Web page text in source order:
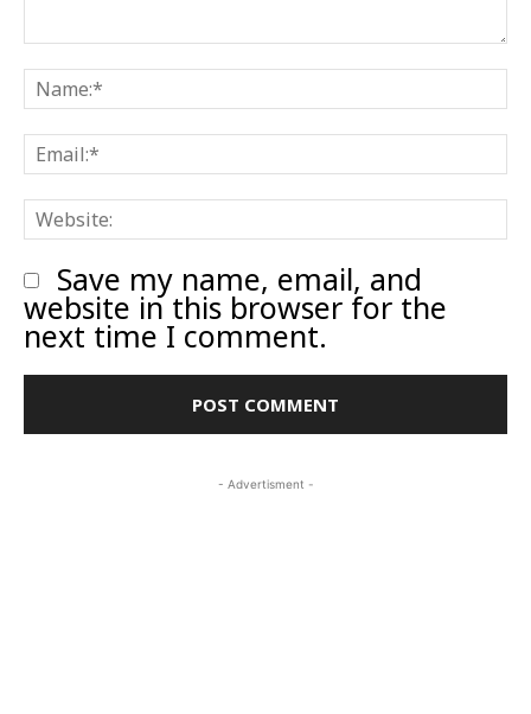
Comment:
Save my name, email, and
website in this browser for the
next time I comment.
- Advertisment -